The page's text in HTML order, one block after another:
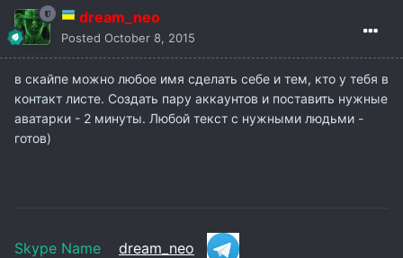
dream_neo
Posted October 8, 2015
в скайпе можно любое имя сделать себе и тем, кто у тебя в
контакт листе. Создать пару аккаунтов и поставить нужные
аватарки - 2 минуты. Любой текст с нужными людьми -
готов)
Skype Name dream_neo